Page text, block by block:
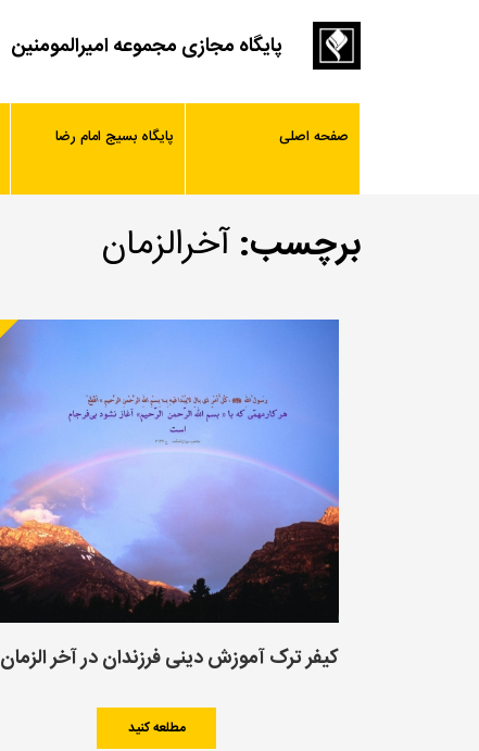
پایگاه مجازی مجموعه امیرالمومنین
صفحه اصلی پایگاه بسیج امام رضا
برچسب:آخرالزمان
کیفر ترک آموزش دینی فرزندان در آخر الزمان
مطلعه کنید